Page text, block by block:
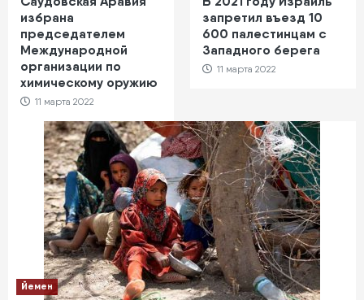
избрана
председателем
Международной
организации по
химическому оружию
11 марта 2022
запретил въезд 10
600 палестинцам с
Западного берега
11 марта 2022
Йемен